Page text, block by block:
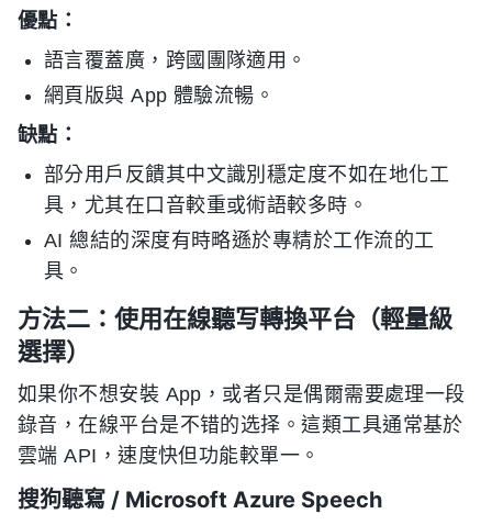
優點：
語言覆蓋廣，跨國團隊適用。
網頁版與 App 體驗流暢。
缺點：
部分用戶反饋其中文識別穩定度不如在地化工
具，尤其在口音較重或術語較多時。
AI 總結的深度有時略遜於專精於工作流的工
具。
方法二：使用在線聽写轉換平台（輕量級
選擇）
如果你不想安裝 App，或者只是偶爾需要處理一段
錄音，在線平台是不错的选择。這類工具通常基於
雲端 API，速度快但功能較單一。
搜狗聽寫 / Microsoft Azure Speech